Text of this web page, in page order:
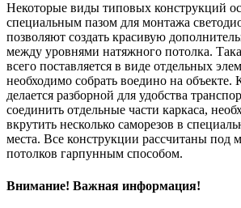
Некоторые виды типовых конструкций
специальным пазом для монтажа
позволяют создать красивую
между уровнями натяжного потолка.
всего поставляется в виде отдельных
необходимо собрать воедино на объекте.
делается разборной для удобства
соединить отдельные части каркаса,
вкрутить несколько саморезов в
места. Все конструкции рассчитаны под
потолков гарпунным способом.
Внимание! Важная информация!